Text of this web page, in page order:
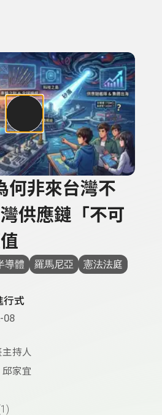
名稱、主持人或關鍵字
何非來台灣不
供應鏈「不可
導體 羅馬尼亞
憲法法庭
行式
08
持人
家宜